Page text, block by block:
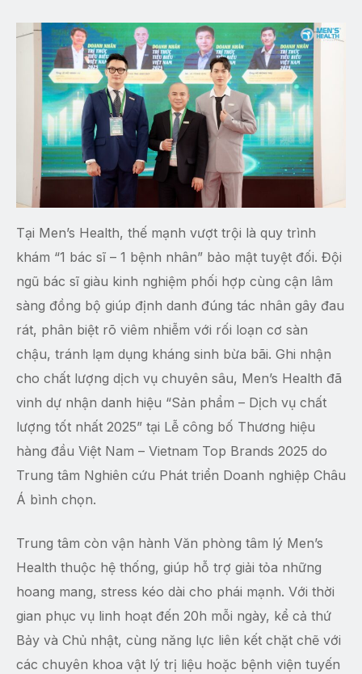
Tại Men’s Health, thế mạnh vượt trội là quy trình
khám “1 bác sĩ – 1 bệnh nhân” bảo mật tuyệt đối. Đội
ngũ bác sĩ giàu kinh nghiệm phối hợp cùng cận lâm
sàng đồng bộ giúp định danh đúng tác nhân gây đau
rát, phân biệt rõ viêm nhiễm với rối loạn cơ sàn
chậu, tránh lạm dụng kháng sinh bừa bãi. Ghi nhận
cho chất lượng dịch vụ chuyên sâu, Men’s Health đã
vinh dự nhận danh hiệu “Sản phẩm – Dịch vụ chất
lượng tốt nhất 2025” tại Lễ công bố Thương hiệu
hàng đầu Việt Nam – Vietnam Top Brands 2025 do
Trung tâm Nghiên cứu Phát triển Doanh nghiệp Châu
Á bình chọn.
Trung tâm còn vận hành Văn phòng tâm lý Men’s
Health thuộc hệ thống, giúp hỗ trợ giải tỏa những
hoang mang, stress kéo dài cho phái mạnh. Với thời
gian phục vụ linh hoạt đến 20h mỗi ngày, kể cả thứ
Bảy và Chủ nhật, cùng năng lực liên kết chặt chẽ với
các chuyên khoa vật lý trị liệu hoặc bệnh viện tuyến